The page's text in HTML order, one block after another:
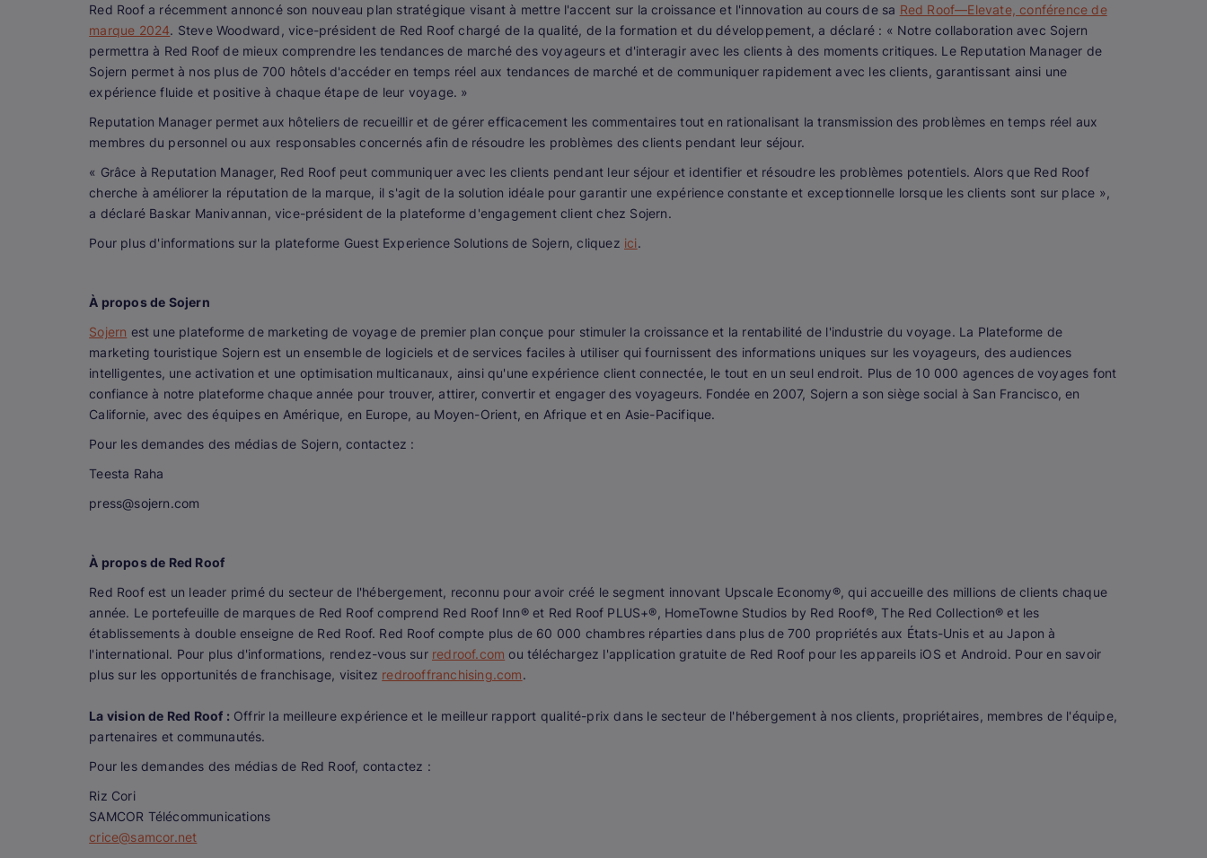
Red Roof a récemment annoncé son nouveau plan stratégique visant à mettre l'accent sur la croissance et l'innovation au cours de sa Red Roof—Elevate, conférence de
marque 2024. Steve Woodward, vice-président de Red Roof chargé de la qualité, de la formation et du développement, a déclaré : « Notre collaboration avec Sojern
permettra à Red Roof de mieux comprendre les tendances de marché des voyageurs et d'interagir avec les clients à des moments critiques. Le Reputation Manager de
Sojern permet à nos plus de 700 hôtels d'accéder en temps réel aux tendances de marché et de communiquer rapidement avec les clients, garantissant ainsi une
expérience fluide et positive à chaque étape de leur voyage. »
Reputation Manager permet aux hôteliers de recueillir et de gérer efficacement les commentaires tout en rationalisant la transmission des problèmes en temps réel aux
membres du personnel ou aux responsables concernés afin de résoudre les problèmes des clients pendant leur séjour.
« Grâce à Reputation Manager, Red Roof peut communiquer avec les clients pendant leur séjour et identifier et résoudre les problèmes potentiels. Alors que Red Roof
cherche à améliorer la réputation de la marque, il s'agit de la solution idéale pour garantir une expérience constante et exceptionnelle lorsque les clients sont sur place »,
a déclaré Baskar Manivannan, vice-président de la plateforme d'engagement client chez Sojern.
Pour plus d'informations sur la plateforme Guest Experience Solutions de Sojern, cliquez ici.
À propos de Sojern
Sojern est une plateforme de marketing de voyage de premier plan conçue pour stimuler la croissance et la rentabilité de l'industrie du voyage. La Plateforme de
marketing touristique Sojern est un ensemble de logiciels et de services faciles à utiliser qui fournissent des informations uniques sur les voyageurs, des audiences
intelligentes, une activation et une optimisation multicanaux, ainsi qu'une expérience client connectée, le tout en un seul endroit. Plus de 10 000 agences de voyages font
confiance à notre plateforme chaque année pour trouver, attirer, convertir et engager des voyageurs. Fondée en 2007, Sojern a son siège social à San Francisco, en
Californie, avec des équipes en Amérique, en Europe, au Moyen-Orient, en Afrique et en Asie-Pacifique.
Pour les demandes des médias de Sojern, contactez :
Teesta Raha
press@sojern.com
À propos de Red Roof
Red Roof est un leader primé du secteur de l'hébergement, reconnu pour avoir créé le segment innovant Upscale Economy®, qui accueille des millions de clients chaque
année. Le portefeuille de marques de Red Roof comprend Red Roof Inn® et Red Roof PLUS+®, HomeTowne Studios by Red Roof®, The Red Collection® et les
établissements à double enseigne de Red Roof. Red Roof compte plus de 60 000 chambres réparties dans plus de 700 propriétés aux États-Unis et au Japon à
l'international. Pour plus d'informations, rendez-vous sur redroof.com ou téléchargez l'application gratuite de Red Roof pour les appareils iOS et Android. Pour en savoir
plus sur les opportunités de franchisage, visitez redrooffranchising.com.
La vision de Red Roof :Offrir la meilleure expérience et le meilleur rapport qualité-prix dans le secteur de l'hébergement à nos clients, propriétaires, membres de l'équipe,
partenaires et communautés.
Pour les demandes des médias de Red Roof, contactez :
Riz Cori
SAMCOR Télécommunications
crice@samcor.net